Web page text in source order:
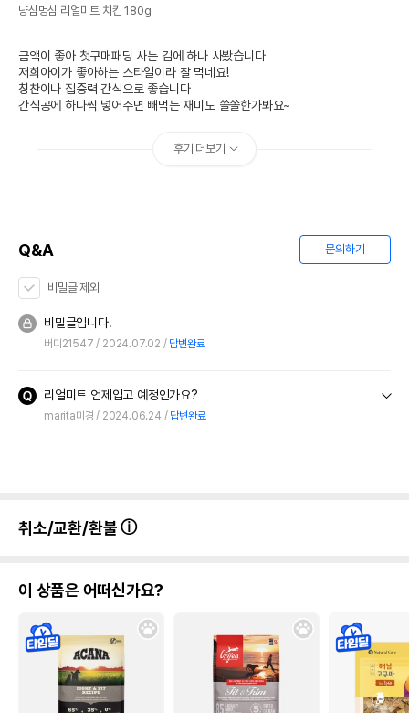
냥심멍심 리얼미트 치킨 180g
금액이 좋아 첫구매패딩 사는 김에 하나 사봤습니다
저희아이가 좋아하는 스타일이라 잘 먹네요!
칭찬이나 집중력 간식으로 좋습니다
간식공에 하나씩 넣어주면 빼먹는 재미도 쏠쏠한가봐요~
후기 더보기
Q&A 문의하기
비밀글 제외
비밀글입니다.
버디21547 2024.07.02 답변완료
리얼미트 언제입고 예정인가요?
marita미경 2024.06.24 답변완료
취소/교환/환불
이 상품은 어떠신가요?